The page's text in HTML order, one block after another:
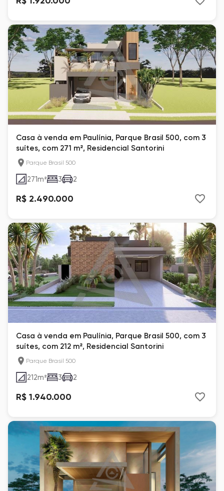
Casa à venda em Paulínia, Parque Brasil 500, com 3
suítes, com 271 m², Residencial Santorini
Parque Brasil 500
271m² 3 2
R$ 2.490.000
Casa à venda em Paulínia, Parque Brasil 500, com 3
suítes, com 212 m², Residencial Santorini
Parque Brasil 500
212m² 3 2
R$ 1.940.000